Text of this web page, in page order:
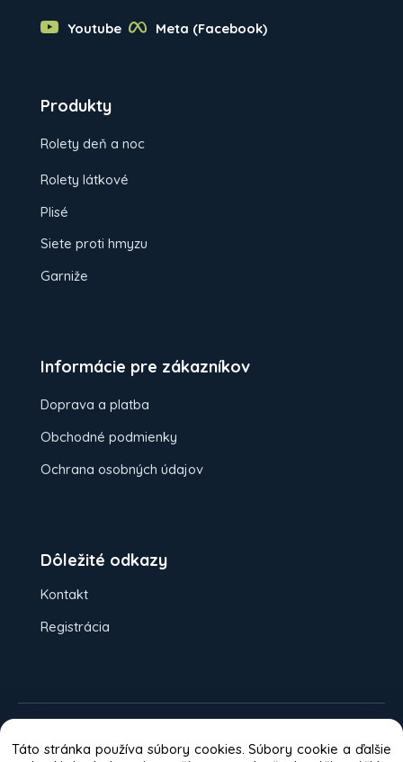
Youtube Meta (Facebook)
Produkty
Rolety deň a noc
Rolety látkové
Plisé
Siete proti hmyzu
Garniže
Informácie pre zákazníkov
Doprava a platba
Obchodné podmienky
Ochrana osobných údajov
Dôležité odkazy
Kontakt
Registrácia
kartou
Bankový prevod
Táto stránka používa súbory cookies. Súbory cookie a ďalšie